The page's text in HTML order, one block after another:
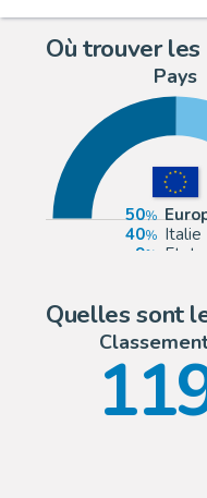
Où trouver les
Pays
50
40
Italie
9
Quelles sont